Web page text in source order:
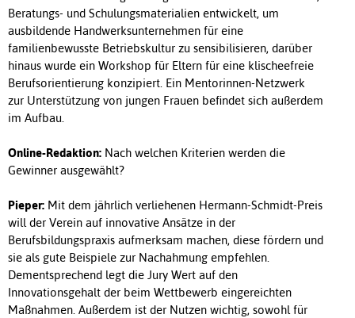
Beratungs- und Schulungsmaterialien entwickelt, um
ausbildende Handwerksunternehmen für eine
familienbewusste Betriebskultur zu sensibilisieren, darüber
hinaus wurde ein Workshop für Eltern für eine klischeefreie
Berufsorientierung konzipiert. Ein Mentorinnen-Netzwerk
zur Unterstützung von jungen Frauen befindet sich außerdem
im Aufbau.
Online-Redaktion: Nach welchen Kriterien werden die
Gewinner ausgewählt?
Pieper: Mit dem jährlich verliehenen Hermann-Schmidt-Preis
will der Verein auf innovative Ansätze in der
Berufsbildungspraxis aufmerksam machen, diese fördern und
sie als gute Beispiele zur Nachahmung empfehlen.
Dementsprechend legt die Jury Wert auf den
Innovationsgehalt der beim Wettbewerb eingereichten
Maßnahmen. Außerdem ist der Nutzen wichtig, sowohl für